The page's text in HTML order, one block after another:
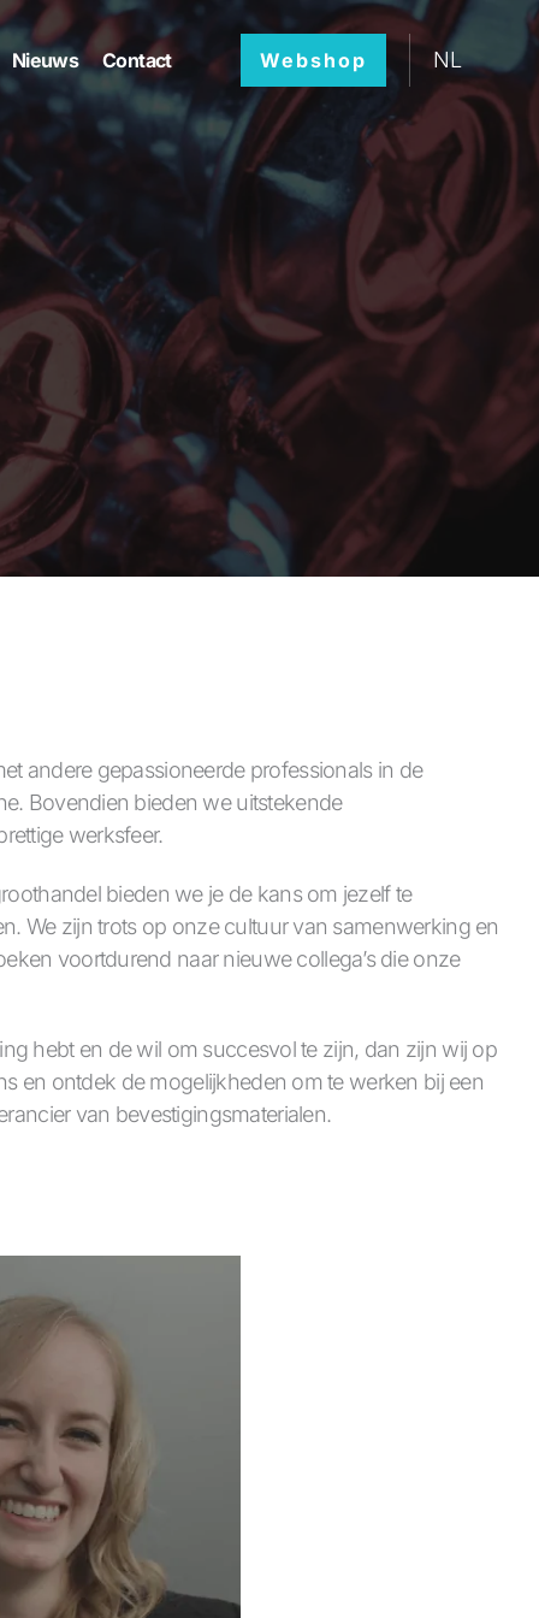
Nieuws Contact Webshop NL
andere gepassioneerde professionals in de
Bovendien bieden we uitstekende
werksfeer.
bieden we je de kans om jezelf te
We zijn trots op onze cultuur van samenwerking en
voortdurend naar nieuwe collega’s die onze
hebt en de wil om succesvol te zijn, dan zijn wij op
en ontdek de mogelijkheden om te werken bij een
van bevestigingsmaterialen.